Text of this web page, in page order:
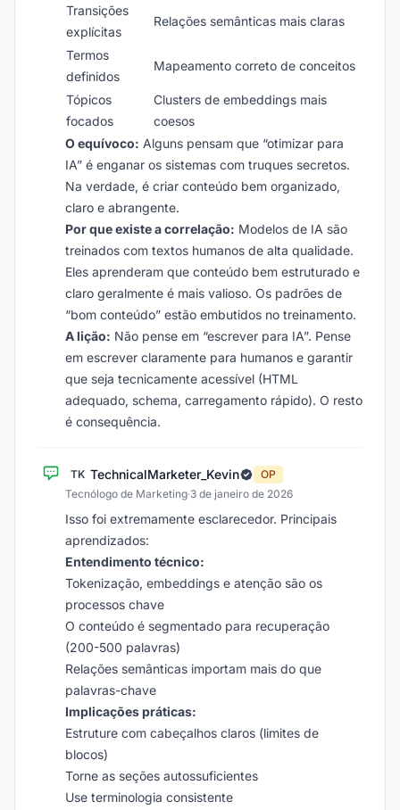
Transições
explícitas
Relações semânticas mais claras
Termos
definidos
Mapeamento correto de conceitos
Tópicos
focados
Clusters de embeddings mais
coesos
O equívoco: Alguns pensam que “otimizar para
IA” é enganar os sistemas com truques secretos.
Na verdade, é criar conteúdo bem organizado,
claro e abrangente.
Por que existe a correlação: Modelos de IA são
treinados com textos humanos de alta qualidade.
Eles aprenderam que conteúdo bem estruturado e
claro geralmente é mais valioso. Os padrões de
“bom conteúdo” estão embutidos no treinamento.
A lição: Não pense em “escrever para IA”. Pense
em escrever claramente para humanos e garantir
que seja tecnicamente acessível (HTML
adequado, schema, carregamento rápido). O resto
é consequência.
TK TechnicalMarketer_Kevin
OP
Tecnólogo de Marketing·3 de janeiro de 2026
Isso foi extremamente esclarecedor. Principais
aprendizados:
Entendimento técnico:
Tokenização, embeddings e atenção são os
processos chave
O conteúdo é segmentado para recuperação
(200-500 palavras)
Relações semânticas importam mais do que
palavras-chave
Implicações práticas:
Estruture com cabeçalhos claros (limites de
blocos)
Torne as seções autossuficientes
Use terminologia consistente